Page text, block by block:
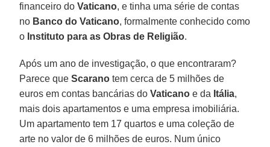
financeiro doVaticano, e tinha uma série de contas
no Banco do Vaticano, formalmente conhecido como
o Instituto para as Obras de Religião.
Após um ano de investigação, o que encontraram?
Parece queScarano tem cerca de 5 milhões de
euros em contas bancárias doVaticano e da Itália,
mais dois apartamentos e uma empresa imobiliária.
Um apartamento tem 17 quartos e uma coleção de
arte no valor de 6 milhões de euros. Num único